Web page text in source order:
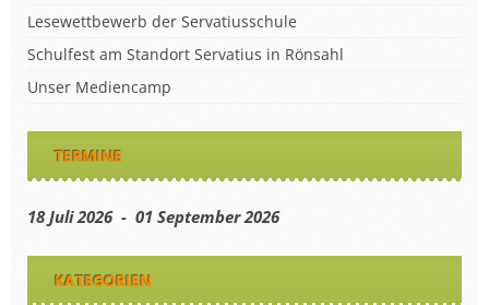
Lesewettbewerb der Servatiusschule
Schulfest am Standort Servatius in Rönsahl
Unser Mediencamp
TERMINE
18 Juli 2026 - 01 September 2026
KATEGORIEN